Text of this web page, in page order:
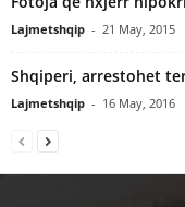
Lajmetshqip - 21 May, 2015
Shqiperi, arrestohet
Lajmetshqip - 16 May, 2016